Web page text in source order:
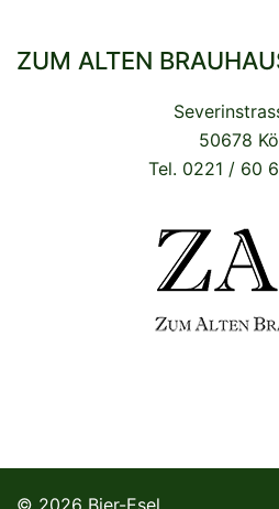
ZUM ALTEN
50678
Tel. 0221 / 60